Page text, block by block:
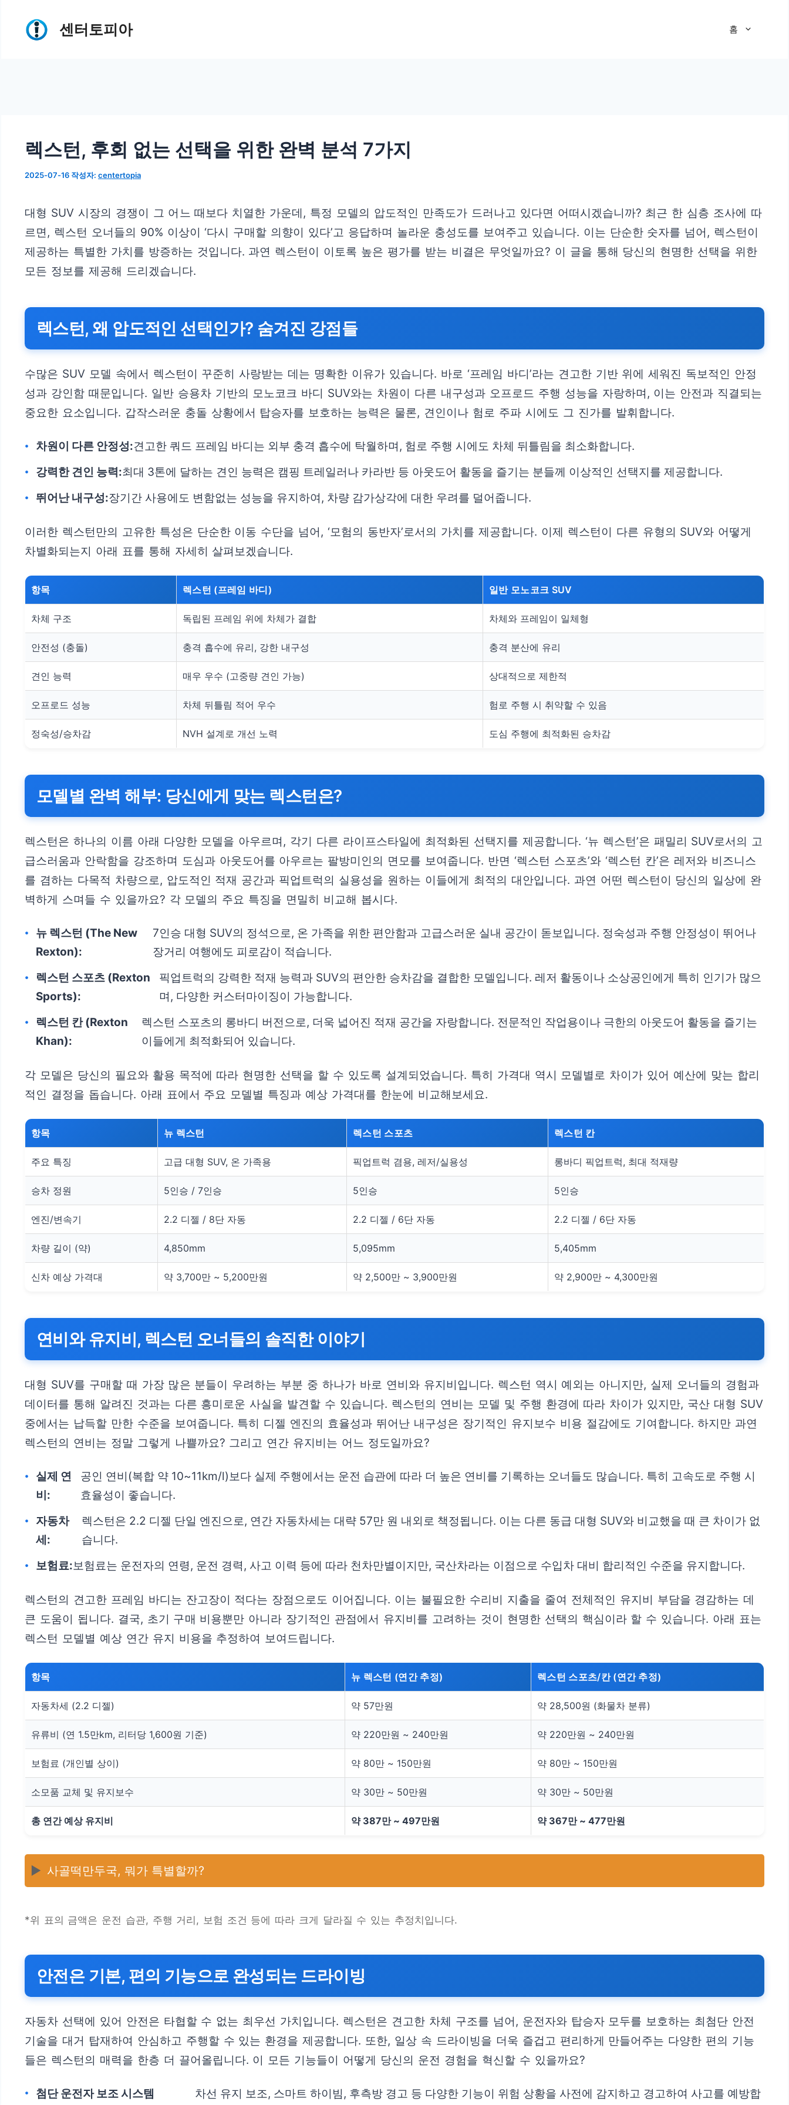
센터토피아 홈
렉스턴, 후회 없는 선택을 위한 완벽 분석 7가지
2025-07-16 작성자: centertopia
대형 SUV 시장의 경쟁이 그 어느 때보다 치열한 가운데, 특정 모델의 압도적인 만족도가 드러나고 있다면 어떠시겠습니까? 최근 한 심층 조사에 따
르면, 렉스턴 오너들의 90% 이상이 ‘다시 구매할 의향이 있다’고 응답하며 놀라운 충성도를 보여주고 있습니다. 이는 단순한 숫자를 넘어, 렉스턴이
제공하는 특별한 가치를 방증하는 것입니다. 과연 렉스턴이 이토록 높은 평가를 받는 비결은 무엇일까요? 이 글을 통해 당신의 현명한 선택을 위한
모든 정보를 제공해 드리겠습니다.
렉스턴, 왜 압도적인 선택인가? 숨겨진 강점들
수많은 SUV 모델 속에서 렉스턴이 꾸준히 사랑받는 데는 명확한 이유가 있습니다. 바로 ‘프레임 바디’라는 견고한 기반 위에 세워진 독보적인 안정
성과 강인함 때문입니다. 일반 승용차 기반의 모노코크 바디 SUV와는 차원이 다른 내구성과 오프로드 주행 성능을 자랑하며, 이는 안전과 직결되는
중요한 요소입니다. 갑작스러운 충돌 상황에서 탑승자를 보호하는 능력은 물론, 견인이나 험로 주파 시에도 그 진가를 발휘합니다.
차원이 다른 안정성:견고한 쿼드 프레임 바디는 외부 충격 흡수에 탁월하며, 험로 주행 시에도 차체 뒤틀림을 최소화합니다.
강력한 견인 능력:최대 3톤에 달하는 견인 능력은 캠핑 트레일러나 카라반 등 아웃도어 활동을 즐기는 분들께 이상적인 선택지를 제공합니다.
뛰어난 내구성:장기간 사용에도 변함없는 성능을 유지하여, 차량 감가상각에 대한 우려를 덜어줍니다.
이러한 렉스턴만의 고유한 특성은 단순한 이동 수단을 넘어, ‘모험의 동반자’로서의 가치를 제공합니다. 이제 렉스턴이 다른 유형의 SUV와 어떻게
차별화되는지 아래 표를 통해 자세히 살펴보겠습니다.
항목 렉스턴 (프레임 바디) 일반 모노코크 SUV
차체 구조 독립된 프레임 위에 차체가 결합 차체와 프레임이 일체형
안전성 (충돌) 충격 흡수에 유리, 강한 내구성 충격 분산에 유리
견인 능력 매우 우수 (고중량 견인 가능) 상대적으로 제한적
오프로드 성능 차체 뒤틀림 적어 우수 험로 주행 시 취약할 수 있음
정숙성/승차감 NVH 설계로 개선 노력 도심 주행에 최적화된 승차감
모델별 완벽 해부: 당신에게 맞는 렉스턴은?
렉스턴은 하나의 이름 아래 다양한 모델을 아우르며, 각기 다른 라이프스타일에 최적화된 선택지를 제공합니다. ‘뉴 렉스턴’은 패밀리 SUV로서의 고
급스러움과 안락함을 강조하며 도심과 아웃도어를 아우르는 팔방미인의 면모를 보여줍니다. 반면 ‘렉스턴 스포츠’와 ‘렉스턴 칸’은 레저와 비즈니스
를 겸하는 다목적 차량으로, 압도적인 적재 공간과 픽업트럭의 실용성을 원하는 이들에게 최적의 대안입니다. 과연 어떤 렉스턴이 당신의 일상에 완
벽하게 스며들 수 있을까요? 각 모델의 주요 특징을 면밀히 비교해 봅시다.
뉴 렉스턴 (The New
Rexton):
7인승 대형 SUV의 정석으로, 온 가족을 위한 편안함과 고급스러운 실내 공간이 돋보입니다. 정숙성과 주행 안정성이 뛰어나
장거리 여행에도 피로감이 적습니다.
렉스턴 스포츠 (Rexton
Sports):
픽업트럭의 강력한 적재 능력과 SUV의 편안한 승차감을 결합한 모델입니다. 레저 활동이나 소상공인에게 특히 인기가 많으
며, 다양한 커스터마이징이 가능합니다.
렉스턴 칸 (Rexton
Khan):
렉스턴 스포츠의 롱바디 버전으로, 더욱 넓어진 적재 공간을 자랑합니다. 전문적인 작업용이나 극한의 아웃도어 활동을 즐기는
이들에게 최적화되어 있습니다.
각 모델은 당신의 필요와 활용 목적에 따라 현명한 선택을 할 수 있도록 설계되었습니다. 특히 가격대 역시 모델별로 차이가 있어 예산에 맞는 합리
적인 결정을 돕습니다. 아래 표에서 주요 모델별 특징과 예상 가격대를 한눈에 비교해보세요.
항목 뉴 렉스턴 렉스턴 스포츠 렉스턴 칸
주요 특징 고급 대형 SUV, 온 가족용 픽업트럭 겸용, 레저/실용성 롱바디 픽업트럭, 최대 적재량
승차 정원 5인승 / 7인승 5인승 5인승
엔진/변속기 2.2 디젤 / 8단 자동 2.2 디젤 / 6단 자동 2.2 디젤 / 6단 자동
차량 길이 (약) 4,850mm 5,095mm 5,405mm
신차 예상 가격대 약 3,700만 ~ 5,200만원 약 2,500만 ~ 3,900만원 약 2,900만 ~ 4,300만원
연비와 유지비, 렉스턴 오너들의 솔직한 이야기
대형 SUV를 구매할 때 가장 많은 분들이 우려하는 부분 중 하나가 바로 연비와 유지비입니다. 렉스턴 역시 예외는 아니지만, 실제 오너들의 경험과
데이터를 통해 알려진 것과는 다른 흥미로운 사실을 발견할 수 있습니다. 렉스턴의 연비는 모델 및 주행 환경에 따라 차이가 있지만, 국산 대형 SUV
중에서는 납득할 만한 수준을 보여줍니다. 특히 디젤 엔진의 효율성과 뛰어난 내구성은 장기적인 유지보수 비용 절감에도 기여합니다. 하지만 과연
렉스턴의 연비는 정말 그렇게 나쁠까요? 그리고 연간 유지비는 어느 정도일까요?
실제 연
비:
공인 연비(복합 약 10~11km/l)보다 실제 주행에서는 운전 습관에 따라 더 높은 연비를 기록하는 오너들도 많습니다. 특히 고속도로 주행 시
효율성이 좋습니다.
자동차
세:
렉스턴은 2.2 디젤 단일 엔진으로, 연간 자동차세는 대략 57만 원 내외로 책정됩니다. 이는 다른 동급 대형 SUV와 비교했을 때 큰 차이가 없
습니다.
보험료:보험료는 운전자의 연령, 운전 경력, 사고 이력 등에 따라 천차만별이지만, 국산차라는 이점으로 수입차 대비 합리적인 수준을 유지합니다.
렉스턴의 견고한 프레임 바디는 잔고장이 적다는 장점으로도 이어집니다. 이는 불필요한 수리비 지출을 줄여 전체적인 유지비 부담을 경감하는 데
큰 도움이 됩니다. 결국, 초기 구매 비용뿐만 아니라 장기적인 관점에서 유지비를 고려하는 것이 현명한 선택의 핵심이라 할 수 있습니다. 아래 표는
렉스턴 모델별 예상 연간 유지 비용을 추정하여 보여드립니다.
항목 뉴 렉스턴 (연간 추정) 렉스턴 스포츠/칸 (연간 추정)
자동차세 (2.2 디젤) 약 57만원 약 28,500원 (화물차 분류)
유류비 (연 1.5만km, 리터당 1,600원 기준) 약 220만원 ~ 240만원 약 220만원 ~ 240만원
보험료 (개인별 상이) 약 80만 ~ 150만원 약 80만 ~ 150만원
소모품 교체 및 유지보수 약 30만 ~ 50만원 약 30만 ~ 50만원
총 연간 예상 유지비 약 387만 ~ 497만원 약 367만 ~ 477만원
▶️ 사골떡만두국, 뭐가 특별할까?
*위 표의 금액은 운전 습관, 주행 거리, 보험 조건 등에 따라 크게 달라질 수 있는 추정치입니다.
안전은 기본, 편의 기능으로 완성되는 드라이빙
자동차 선택에 있어 안전은 타협할 수 없는 최우선 가치입니다. 렉스턴은 견고한 차체 구조를 넘어, 운전자와 탑승자 모두를 보호하는 최첨단 안전
기술을 대거 탑재하여 안심하고 주행할 수 있는 환경을 제공합니다. 또한, 일상 속 드라이빙을 더욱 즐겁고 편리하게 만들어주는 다양한 편의 기능
들은 렉스턴의 매력을 한층 더 끌어올립니다. 이 모든 기능들이 어떻게 당신의 운전 경험을 혁신할 수 있을까요?
첨단 운전자 보조 시스템 차선 유지 보조, 스마트 하이빔, 후측방 경고 등 다양한 기능이 위험 상황을 사전에 감지하고 경고하여 사고를 예방합